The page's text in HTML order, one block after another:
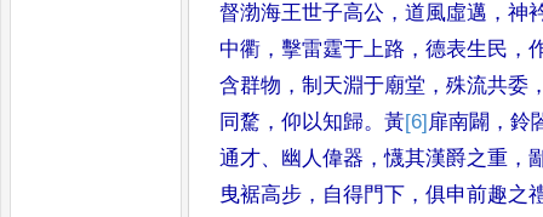
督渤海王世子高公 ，道風虛邁 ，神
中衢 ，擊雷霆于上路 ，德表生民 ，
含群物 ，制天淵于廟堂 ，殊流共委
同騖 ，仰以知歸。黃[6] 扉南闢 ，鈴
通才、 幽人偉器 ，懱其漢爵之重 ，
曳裾高步 ， 自得門下 ，俱申前趣之